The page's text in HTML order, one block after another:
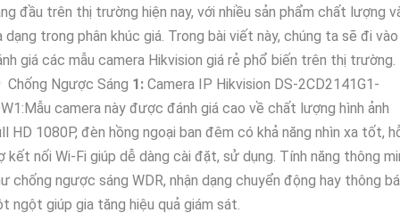
đầu trên thị trường hiện nay, với nhiều sản phẩm chất lượng
dạng trong phân khúc giá. Trong bài viết này, chúng ta sẽ đi vào
giá các mẫu camera Hikvision giá rẻ phổ biến trên thị trường.
Ngược Sáng 1: Camera IP Hikvision DS-2CD2141G1-
camera này được đánh giá cao về chất lượng hình ảnh
HD 1080P, đèn hồng ngoại ban đêm có khả năng nhìn xa tốt,
kết nối Wi-Fi giúp dễ dàng cài đặt, sử dụng. Tính năng thông
chống ngược sáng WDR, nhận dạng chuyển động hay thông
ngột giúp gia tăng hiệu quả giám sát.